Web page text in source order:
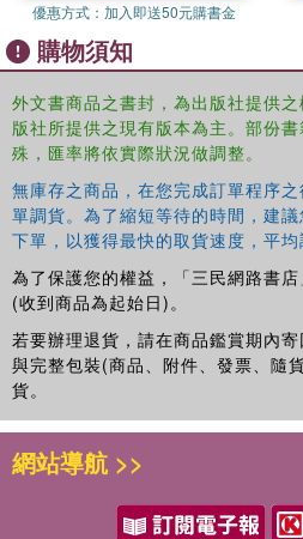
優惠方式： 加入即送50元購書金
購物須知
外文書商品之書封，為出版社提供
版社所提供之現有版本為主。部份
殊，匯率將依實際狀況做調整。
無庫存之商品，在您完成訂單程序
單調貨。為了縮短等待的時間，建
下單，以獲得最快的取貨速度，平均
為了保護您的權益，「三民網路書店
(收到商品為起始日)。
若要辦理退貨，請在商品鑑賞期內
與完整包裝(商品、附件、發票、隨
貨。
網站導航 >>